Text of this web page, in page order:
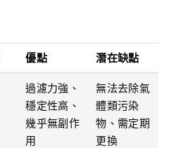
優點 潛在缺點
過濾力強、
穩定性高、
幾乎無副作
用
無法去除氣
體類污染
物、需定期
更換